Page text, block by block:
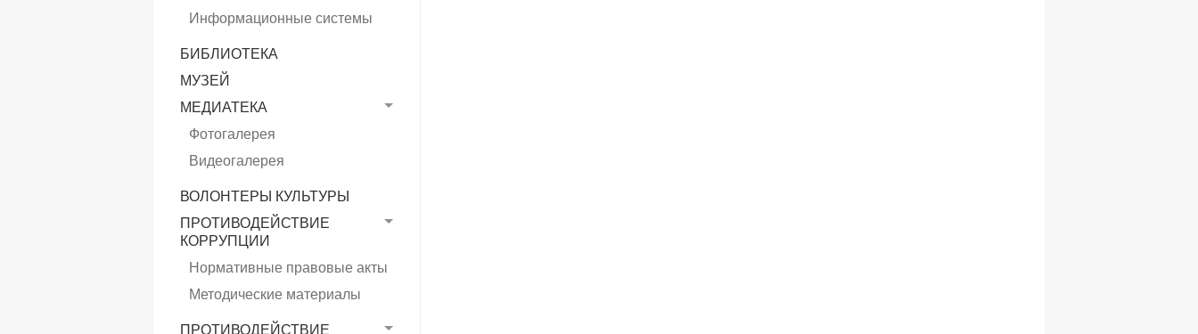
Информационные системы
БИБЛИОТЕКА
МУЗЕЙ
МЕДИАТЕКА
Фотогалерея
Видеогалерея
ВОЛОНТЕРЫ КУЛЬТУРЫ
ПРОТИВОДЕЙСТВИЕ
КОРРУПЦИИ
Нормативные правовые акты
Методические материалы
ПРОТИВОДЕЙСТВИЕ